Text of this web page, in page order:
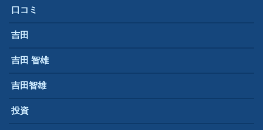
口コミ
吉田
吉田 智雄
吉田智雄
投資